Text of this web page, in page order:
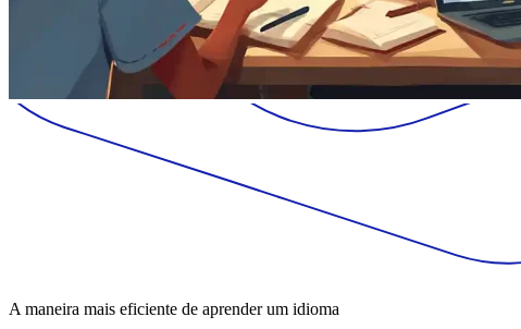
A maneira mais eficiente de aprender um idioma